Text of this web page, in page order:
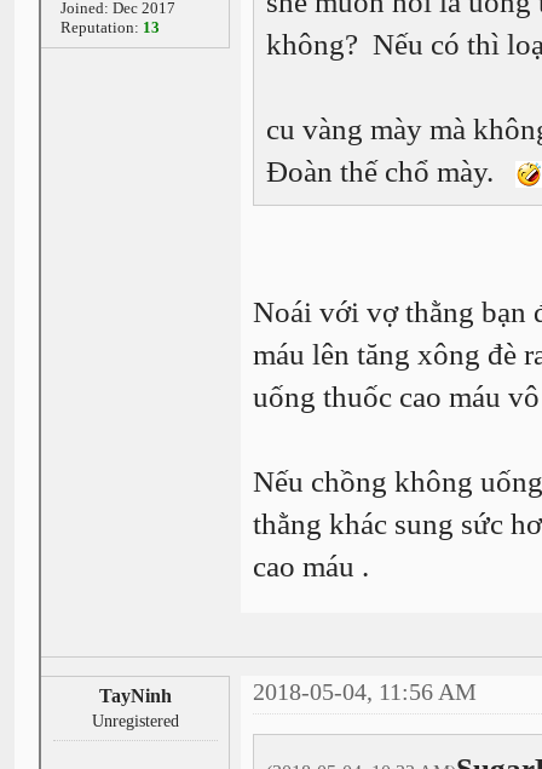
Joined: Dec 2017
Reputation: 13
không? Nếu có thì
cu vàng mày mà
Đoàn thế chổ mày.
Noái với vợ thằng bạn
máu lên tăng xông đè
uống thuốc cao máu
Nếu chồng không
thằng khác sung sức
cao máu .
TayNinh
Unregistered
2018-05-04, 11:56 AM